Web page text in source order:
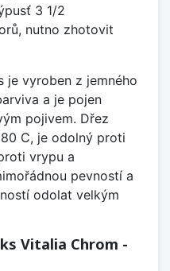
3 1/2
nutno zhotovit
je vyroben z jemného
a je pojen
pojivem. Dřez
C, je odolný proti
vrypu a
pevností a
odolat velkým
Vitalia Chrom -